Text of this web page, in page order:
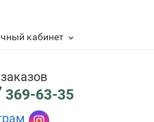
кабинет
369-63-35